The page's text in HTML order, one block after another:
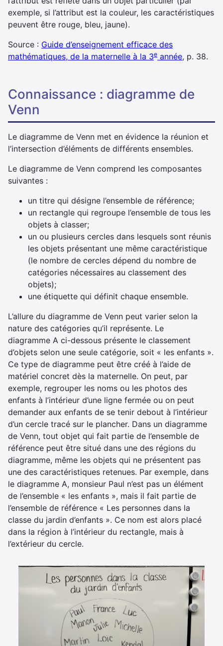
exemple, si l’attribut est la couleur, les caractéristiques
peuvent être rouge, bleu, jaune).
Source : Guide d’enseignement efficace des
mathématiques, de la maternelle à la 3e année, p. 38.
Connaissance : diagramme de
Venn
Le diagramme de Venn met en évidence la réunion et
l’intersection d’éléments de différents ensembles.
Le diagramme de Venn comprend les composantes
suivantes :
un titre qui désigne l’ensemble de référence;
un rectangle qui regroupe l’ensemble de tous les
objets à classer;
un ou plusieurs cercles dans lesquels sont réunis
les objets présentant une même caractéristique
(le nombre de cercles dépend du nombre de
catégories nécessaires au classement des
objets);
une étiquette qui définit chaque ensemble.
L’allure du diagramme de Venn peut varier selon la
nature des catégories qu’il représente. Le
diagramme A ci-dessous présente le classement
d’objets selon une seule catégorie, soit « les enfants ».
Ce type de diagramme peut être créé à l’aide de
matériel concret dès la maternelle. On peut, par
exemple, regrouper les noms ou les photos des
enfants à l’intérieur d’une ligne fermée ou on peut
demander aux enfants de se tenir debout à l’intérieur
d’un cercle tracé sur le plancher. Dans un diagramme
de Venn, tout objet qui fait partie de l’ensemble de
référence peut être situé dans une des régions du
diagramme, même les objets qui ne présentent pas
une des caractéristiques retenues. Par exemple, dans
le diagramme A, monsieur Paul n’est pas un élément
de l’ensemble « les enfants », mais il fait partie de
l’ensemble de référence « Les personnes dans la
classe du jardin d’enfants ». Ce nom est alors placé
dans la région à l’intérieur du rectangle, mais à
l’extérieur du cercle.